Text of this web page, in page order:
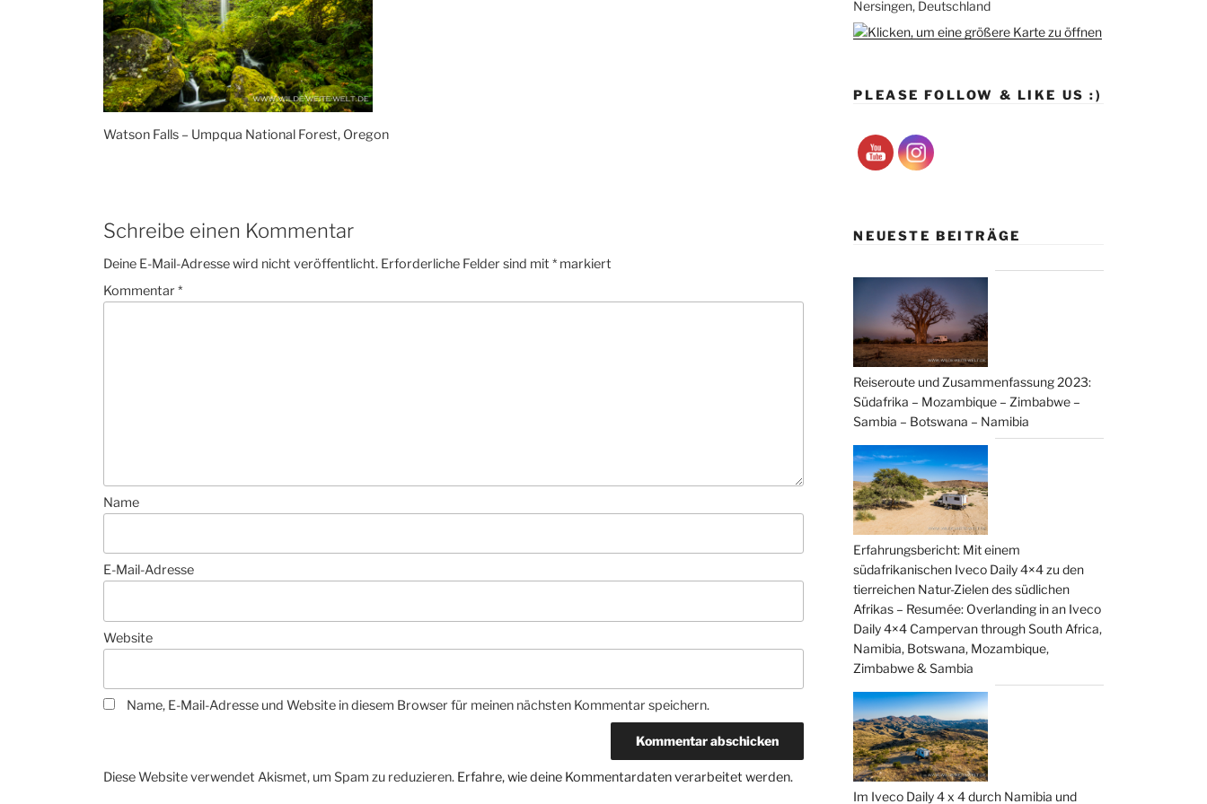
Watson Falls – Umpqua National Forest, Oregon
Schreibe einen Kommentar
Deine E-Mail-Adresse wird nicht veröffentlicht. Erforderliche Felder sind mit* markiert
Kommentar*
Name
E-Mail-Adresse
Website
Name, E-Mail-Adresse und Website in diesem Browser für meinen nächsten Kommentar speichern.
Diese Website verwendet Akismet, um Spam zu reduzieren. Erfahre, wie deine Kommentardaten verarbeitet werden.
Nersingen, Deutschland
PLEASE FOLLOW & LIKE US :)
NEUESTE BEITRÄGE
Reiseroute und Zusammenfassung 2023:
Südafrika – Mozambique – Zimbabwe –
Sambia – Botswana – Namibia
Erfahrungsbericht: Mit einem
südafrikanischen Iveco Daily 4×4 zu den
tierreichen Natur-Zielen des südlichen
Afrikas – Resumée: Overlanding in an Iveco
Daily 4×4 Campervan through South Africa,
Namibia, Botswana, Mozambique,
Zimbabwe & Sambia
Im Iveco Daily 4 x 4 durch Namibia und